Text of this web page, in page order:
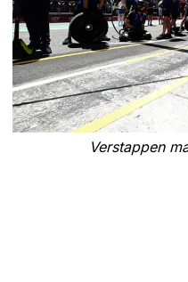
Verstappen